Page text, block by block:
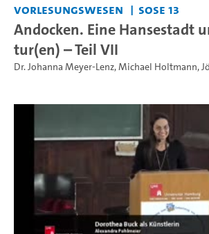
Vorlesungswesen
SoSe 13
Andocken. Eine Hansestadt
tur(en) – Teil VII
Dr. Johanna Meyer-Lenz,Michael Holtmann,